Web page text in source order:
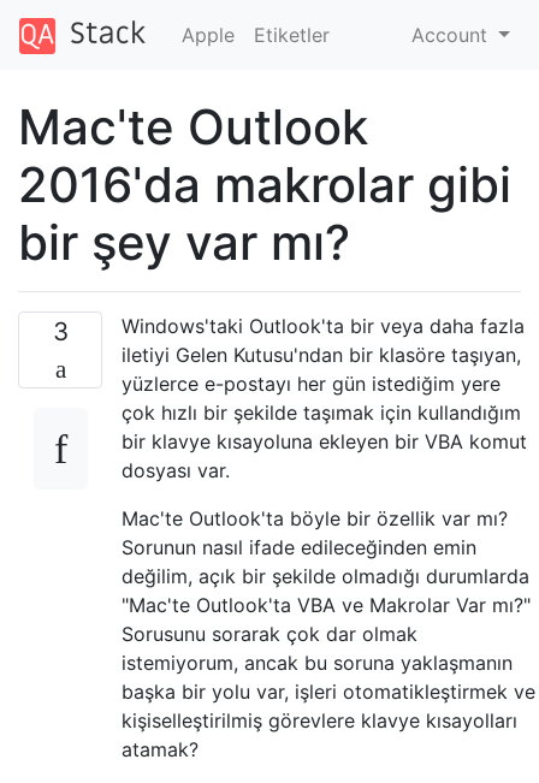
Apple Etiketler Account
Mac'te Outlook
2016'da makrolar gibi
bir şey var mı?
3
Windows'taki Outlook'ta bir veya daha fazla
iletiyi Gelen Kutusu'ndan bir klasöre taşıyan,
yüzlerce e-postayı her gün istediğim yere
çok hızlı bir şekilde taşımak için kullandığım
bir klavye kısayoluna ekleyen bir VBA komut
dosyası var.
Mac'te Outlook'ta böyle bir özellik var mı?
Sorunun nasıl ifade edileceğinden emin
değilim, açık bir şekilde olmadığı durumlarda
"Mac'te Outlook'ta VBA ve Makrolar Var mı?"
Sorusunu sorarak çok dar olmak
istemiyorum, ancak bu soruna yaklaşmanın
başka bir yolu var, işleri otomatikleştirmek ve
kişiselleştirilmiş görevlere klavye kısayolları
atamak?